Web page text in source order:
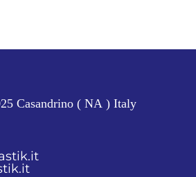
Casandrino ( NA ) Italy